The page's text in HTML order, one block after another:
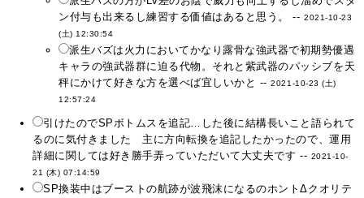
ン付与も出来るし練習する価値はあると思う。 -- 2021-10-23
(土) 12:30:54
派生バズは火力においてかなり露骨な強武器で初期勢優遇
キャラの強武器群に迫る代物。それと紫武器のパッシブを天
秤にかけて好きな方を選べば宜しいかと --2021-10-23 (土)
12:57:24
引けたのでSPボトムスを追記…した後に結構長いこと語られて
るのに気付きました 主に方向転換を追記したかったので、運用
詳細に関しては好き勝手弄っていただいて大丈夫です -- 2021-10-
21 (木) 07:14:59
SP換装中はブーストの航跡が波飛沫になるのホントΔクオリテ